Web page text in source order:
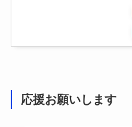
応援お願いします